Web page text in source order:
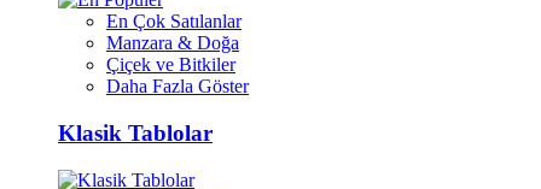
En Çok Satılanlar
Manzara & Doğa
Çiçek ve Bitkiler
Daha Fazla Göster
Klasik Tablolar